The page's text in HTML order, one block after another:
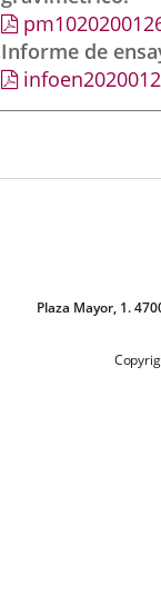
Informe de
Plaza Mayor, 1.